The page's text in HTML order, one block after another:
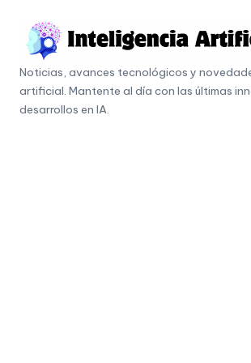
content
I
n
t
Noticias, avances tecnológicos y
artificial. Mantente al día con las últimas
desarrollos en IA.